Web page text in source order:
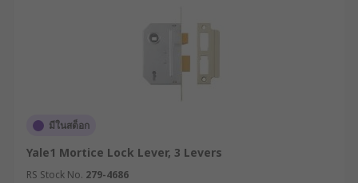
มีในสต็อก
Yale1 Mortice Lock Lever, 3 Levers
RS Stock No. 279-4686